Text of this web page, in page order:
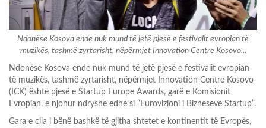
Ndonëse Kosova ende nuk mund të jetë pjesë e festivalit evropian të
muzikës, tashmë zyrtarisht, nëpërmjet Innovation Centre Kosovo...
Ndonëse Kosova ende nuk mund të jetë pjesë e festivalit evropian
të muzikës, tashmë zyrtarisht, nëpërmjet Innovation Centre Kosovo
(ICK) është pjesë e Startup Europe Awards, garë e Komisionit
Evropian, e njohur ndryshe edhe si “Eurovizioni i Bizneseve Startup”.
Gara e cila i bënë bashkë të gjitha shtetet e kontinentit të Evropës,